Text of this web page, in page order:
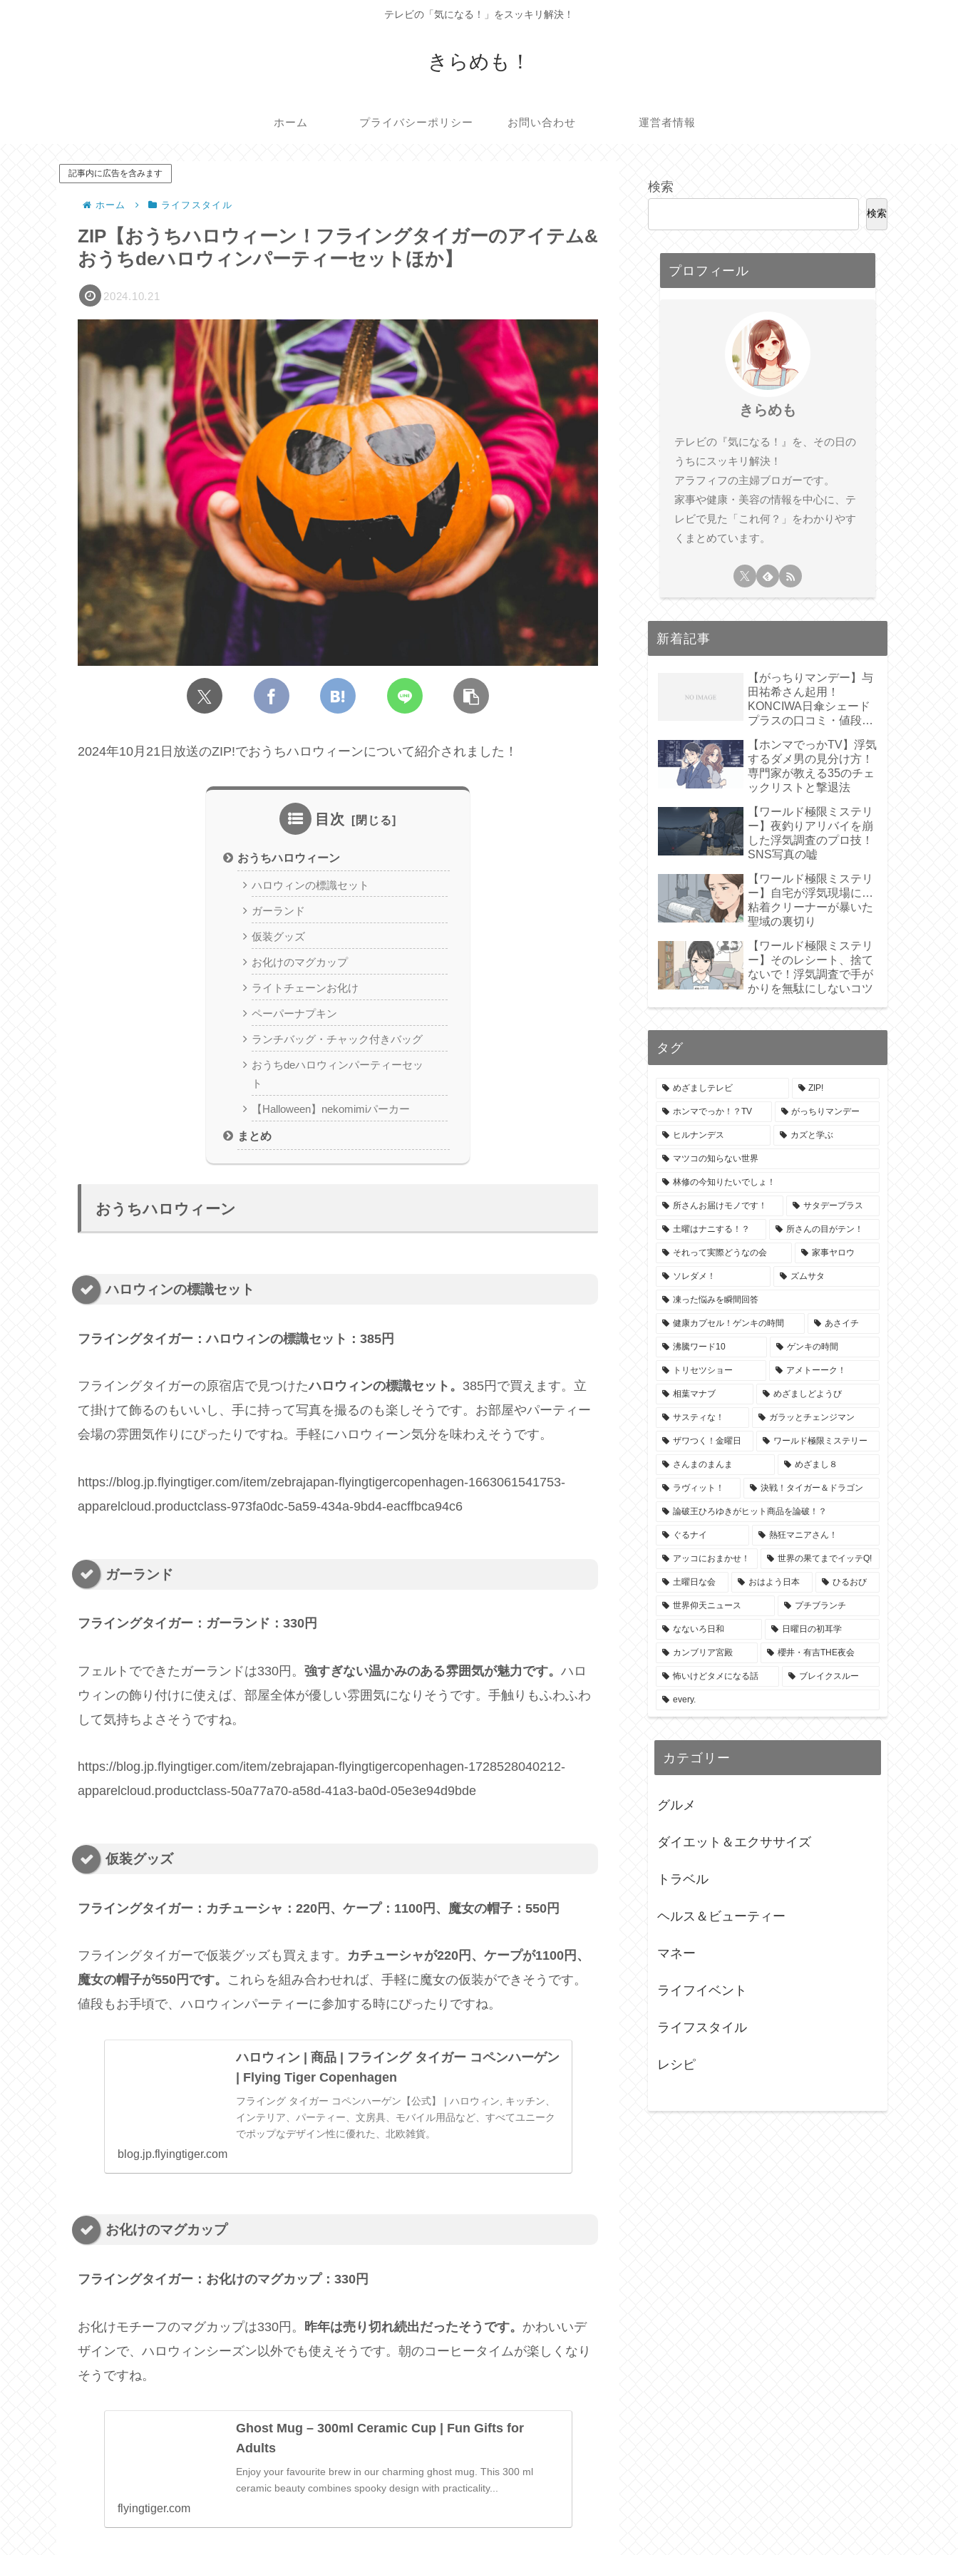
テレビの「気になる！」をスッキリ解決！
きらめも！
ホーム プライバシーポリシー お問い合わせ 運営者情報
記事内に広告を含みます
ホーム ライフスタイル
ZIP【おうちハロウィーン！フライングタイガーのアイテム&
おうちdeハロウィンパーティーセットほか】
2024.10.21
2024年10月21日放送のZIP!でおうちハロウィーンについて紹介されました！
目次
おうちハロウィーン
ハロウィンの標識セット
ガーランド
仮装グッズ
お化けのマグカップ
ライトチェーンお化け
ペーパーナプキン
ランチバッグ・チャック付きバッグ
おうちdeハロウィンパーティーセッ
ト
【Halloween】nekomimiパーカー
まとめ
おうちハロウィーン
ハロウィンの標識セット
フライングタイガー：ハロウィンの標識セット：385円
フライングタイガーの原宿店で見つけたハロウィンの標識セット。 385円で買えます。立
て掛けて飾るのもいいし、手に持って写真を撮るのも楽しそうです。お部屋やパーティー
会場の雰囲気作りにぴったりですね。手軽にハロウィーン気分を味わえそうです。
https://blog.jp.flyingtiger.com/item/zebrajapan-flyingtigercopenhagen-1663061541753-
apparelcloud.productclass-973fa0dc-5a59-434a-9bd4-eacffbca94c6
ガーランド
フライングタイガー：ガーランド：330円
フェルトでできたガーランドは330円。 強すぎない温かみのある雰囲気が魅力です。 ハロ
ウィンの飾り付けに使えば、部屋全体が優しい雰囲気になりそうです。手触りもふわふわ
して気持ちよさそうですね。
https://blog.jp.flyingtiger.com/item/zebrajapan-flyingtigercopenhagen-1728528040212-
apparelcloud.productclass-50a77a70-a58d-41a3-ba0d-05e3e94d9bde
仮装グッズ
フライングタイガー：カチューシャ：220円、ケープ：1100円、魔女の帽子：550円
フライングタイガーで仮装グッズも買えます。 カチューシャが220円、ケープが1100円、
魔女の帽子が550円です。 これらを組み合わせれば、手軽に魔女の仮装ができそうです。
値段もお手頃で、ハロウィンパーティーに参加する時にぴったりですね。
ハロウィン | 商品 | フライング タイガー コペンハーゲン
| Flying Tiger Copenhagen
フライング タイガー コペンハーゲン【公式】 | ハロウィン, キッチン、
インテリア、パーティー、文房具、モバイル用品など、すべてユニーク
でポップな​デザイン性に優れた、北欧雑貨。
blog.jp.flyingtiger.com
お化けのマグカップ
フライングタイガー：お化けのマグカップ：330円
お化けモチーフのマグカップは330円。 昨年は売り切れ続出だったそうです。 かわいいデ
ザインで、ハロウィンシーズン以外でも使えそうです。朝のコーヒータイムが楽しくなり
そうですね。
Ghost Mug – 300ml Ceramic Cup | Fun Gifts for
Adults
Enjoy your favourite brew in our charming ghost mug. This 300 ml
ceramic beauty combines spooky design with practicality...
flyingtiger.com
検索
検索
プロフィール
きらめも
テレビの『気になる！』を、その日の
うちにスッキリ解決！
アラフィフの主婦ブロガーです。
家事や健康・美容の情報を中心に、テ
レビで見た「これ何？」をわかりやす
くまとめています。
新着記事
【がっちりマンデー】与
田祐希さん起用！
KONCIWA日傘シェード
プラスの口コミ・値段
【ホンマでっかTV】浮気
するダメ男の見分け方！
専門家が教える35のチェ
ックリストと撃退法
【ワールド極限ミステリ
ー】夜釣りアリバイを崩
した浮気調査のプロ技！
SNS写真の嘘
【ワールド極限ミステリ
ー】自宅が浮気現場に…
粘着クリーナーが暴いた
聖域の裏切り
【ワールド極限ミステリ
ー】そのレシート、捨て
ないで！浮気調査で手が
かりを無駄にしないコツ
タグ
めざましテレビ ZIP!
ホンマでっか！？TV がっちりマンデー
ヒルナンデス カズと学ぶ
マツコの知らない世界
林修の今知りたいでしょ！
所さんお届けモノです！ サタデープラス
土曜はナニする！？ 所さんの目がテン！
それって実際どうなの会 家事ヤロウ
ソレダメ！ ズムサタ
凍った悩みを瞬間回答
健康カプセル！ゲンキの時間 あさイチ
沸騰ワード10 ゲンキの時間
トリセツショー アメトーーク！
相葉マナブ めざましどようび
サスティな！ ガラッとチェンジマン
ザワつく！金曜日 ワールド極限ミステリー
さんまのまんま めざまし８
ラヴィット！ 決戦！タイガー＆ドラゴン
論破王ひろゆきがヒット商品を論破！？
ぐるナイ 熱狂マニアさん！
アッコにおまかせ！ 世界の果てまでイッテQ!
土曜日な会 おはよう日本 ひるおび
世界仰天ニュース プチブランチ
なないろ日和 日曜日の初耳学
カンブリア宮殿 櫻井・有吉THE夜会
怖いけどタメになる話 ブレイクスルー
every.
カテゴリー
グルメ
ダイエット＆エクササイズ
トラベル
ヘルス＆ビューティー
マネー
ライフイベント
ライフスタイル
レシピ